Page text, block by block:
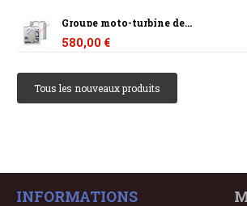
Groupe moto-turbine de...
580,00 €
Tous les nouveaux produits
INFORMATIONS